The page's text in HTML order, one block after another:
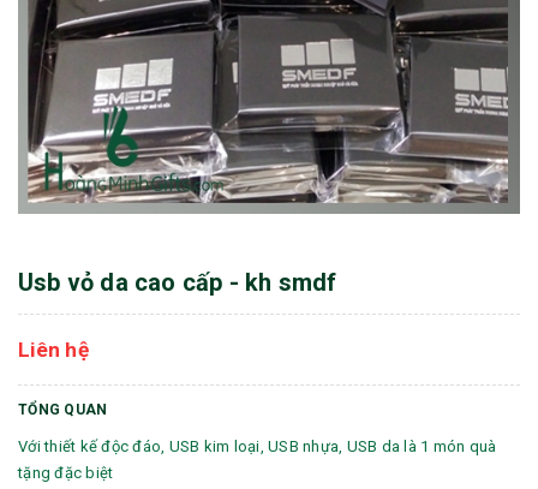
Usb vỏ da cao cấp - kh smdf
Liên hệ
TỔNG QUAN
Với thiết kế độc đáo, USB kim loại, USB nhựa, USB da là 1 món quà
tặng đặc biệt